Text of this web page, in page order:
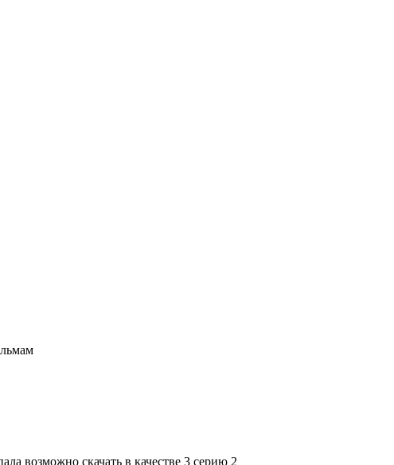
возможно скачать в качестве 3 серию 2